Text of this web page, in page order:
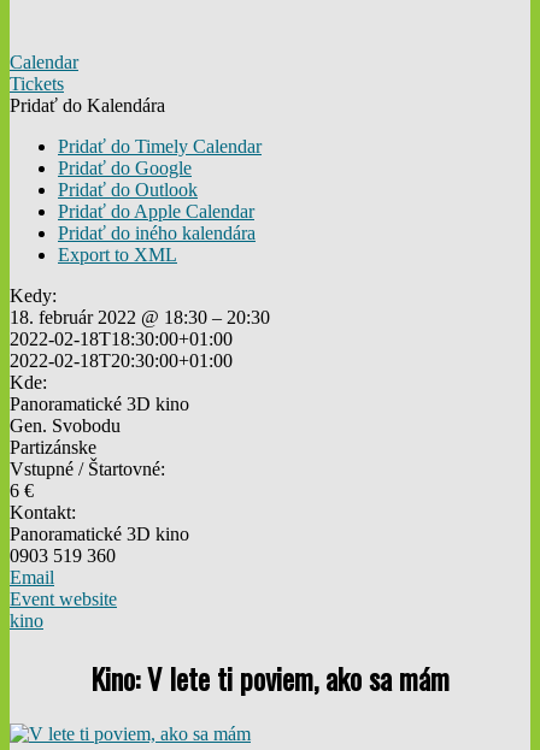
Calendar
Tickets
Pridať do Kalendára
Pridať do Timely Calendar
Pridať do Google
Pridať do Outlook
Pridať do Apple Calendar
Pridať do iného kalendára
Export to XML
Kedy:
18. február 2022 @ 18:30 – 20:30
2022-02-18T18:30:00+01:00
2022-02-18T20:30:00+01:00
Kde:
Panoramatické 3D kino
Gen. Svobodu
Partizánske
Vstupné / Štartovné:
6 €
Kontakt:
Panoramatické 3D kino
0903 519 360
Email
Event website
kino
Kino: V lete ti poviem, ako sa mám